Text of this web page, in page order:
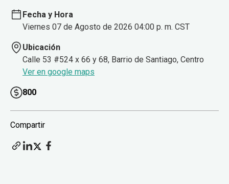
Fecha y Hora
Viernes 07 de Agosto de 2026 04:00 p. m. CST
Ubicación
Calle 53 #524 x 66 y 68, Barrio de Santiago, Centro
Ver en google maps
800
Compartir